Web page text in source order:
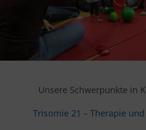
Unsere Schwerpunkte in
Trisomie 21 – Therapie